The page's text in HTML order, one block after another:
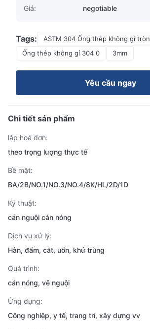
Giá:
negotiable
Tags:
ASTM 304 Ống thép không gỉ tròn
Ống thép không gỉ 304 0
3mm
Yêu cầu ngay
Chi tiết sản phẩm
lập hoá đơn:
theo trọng lượng thực tế
Bề mặt:
BA/2B/NO.1/NO.3/NO.4/8K/HL/2D/1D
Kỹ thuật:
cán nguội cán nóng
Dịch vụ xử lý:
Hàn, đấm, cắt, uốn, khử trùng
Quá trình:
cán nóng, vẽ nguội
Ứng dụng:
Công nghiệp, y tế, trang trí, xây dựng vv